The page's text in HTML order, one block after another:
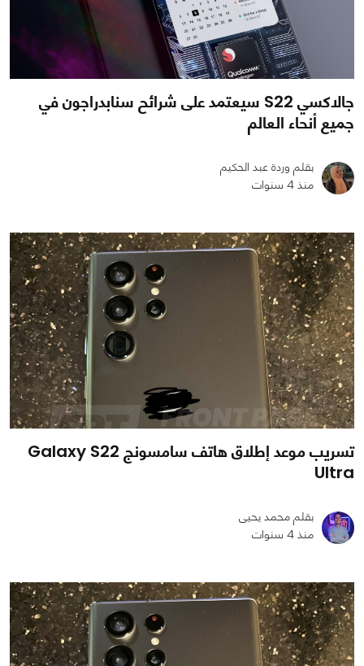
1247
0
0
جالاكسي S22 سيعتمد على شرائح سنابدراجون في
جميع أنحاء العالم
بقلم وردة عبد الحكيم
منذ 4 سنوات
4027
0
0
تسريب موعد إطلاق هاتف سامسونج Galaxy S22
Ultra
بقلم محمد يحيى
منذ 4 سنوات